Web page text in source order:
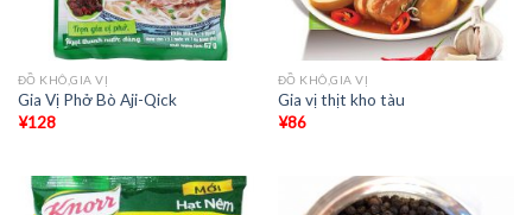
ĐỒ KHÔ,GIA VỊ
Gia Vị Phở Bò Aji-Qick
¥128
ĐỒ KHÔ,GIA VỊ
Gia vị thịt kho tàu
¥86